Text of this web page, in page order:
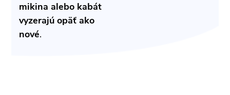
mikina alebo kabát
vyzerajú opäť ako
nové.